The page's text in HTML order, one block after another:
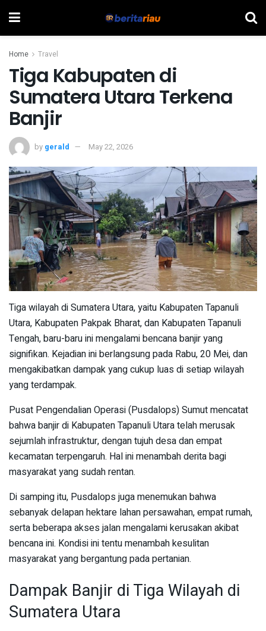
Home Travel
Tiga Kabupaten di
Sumatera Utara Terkena
Banjir
by gerald May 22, 2026
Tiga wilayah di Sumatera Utara, yaitu Kabupaten Tapanuli
Utara, Kabupaten Pakpak Bharat, dan Kabupaten Tapanuli
Tengah, baru-baru ini mengalami bencana banjir yang
signifikan. Kejadian ini berlangsung pada Rabu, 20 Mei, dan
mengakibatkan dampak yang cukup luas di setiap wilayah
yang terdampak.
Pusat Pengendalian Operasi (Pusdalops) Sumut mencatat
bahwa banjir di Kabupaten Tapanuli Utara telah merusak
sejumlah infrastruktur, dengan tujuh desa dan empat
kecamatan terpengaruh. Hal ini menambah derita bagi
masyarakat yang sudah rentan.
Di samping itu, Pusdalops juga menemukan bahwa
sebanyak delapan hektare lahan persawahan, empat rumah,
serta beberapa akses jalan mengalami kerusakan akibat
bencana ini. Kondisi ini tentu menambah kesulitan
masyarakat yang bergantung pada pertanian.
Dampak Banjir di Tiga Wilayah di
Sumatera Utara